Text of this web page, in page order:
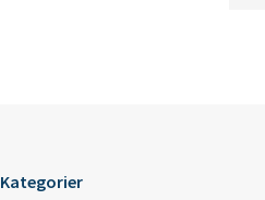
Kategorier